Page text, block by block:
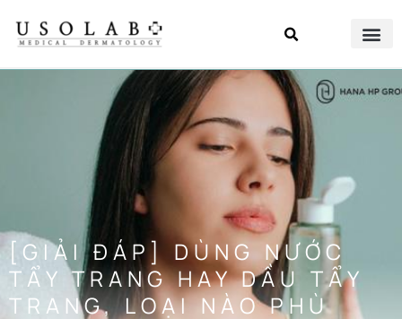
[GIẢI ĐÁP] DÙNG NƯỚC
TẨY TRANG HAY DẦU TẨY
TRANG, LOẠI NÀO PHÙ